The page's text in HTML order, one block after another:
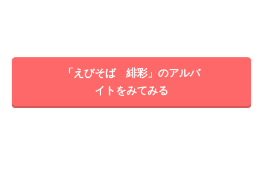
「えびそば 緋彩」のアルバ
イトをみてみる